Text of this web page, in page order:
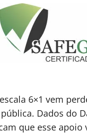
6×1 vem
Dados do
que esse